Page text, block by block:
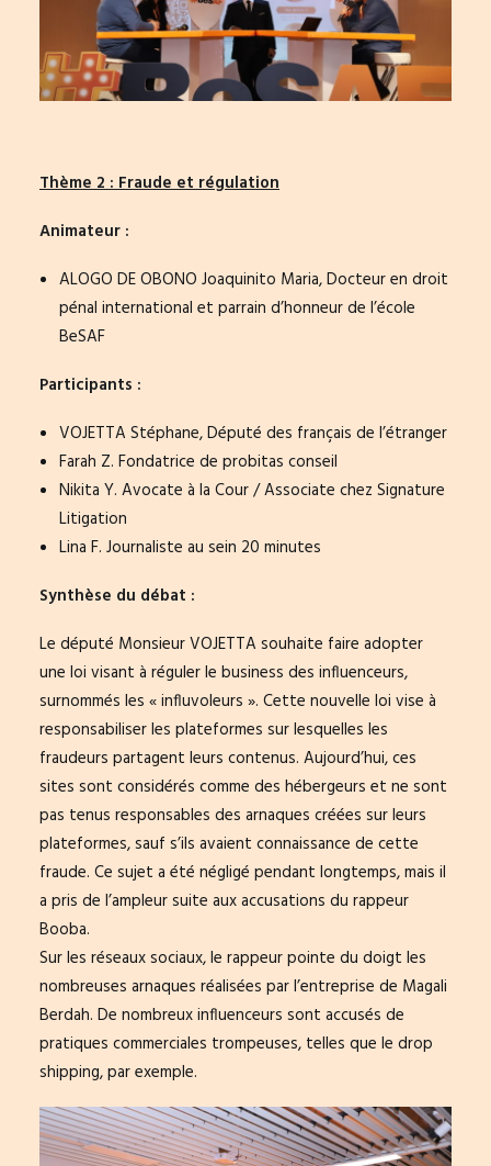
Thème 2 : Fraude et régulation
Animateur :
ALOGO DE OBONO Joaquinito Maria, Docteur en droit
pénal international et parrain d’honneur de l’école
BeSAF
Participants :
VOJETTA Stéphane, Député des français de l’étranger
Farah Z. Fondatrice de probitas conseil
Nikita Y. Avocate à la Cour / Associate chez Signature
Litigation
Lina F. Journaliste au sein 20 minutes
Synthèse du débat :
Le député Monsieur VOJETTA souhaite faire adopter
une loi visant à réguler le business des influenceurs,
surnommés les « influvoleurs ». Cette nouvelle loi vise à
responsabiliser les plateformes sur lesquelles les
fraudeurs partagent leurs contenus. Aujourd’hui, ces
sites sont considérés comme des hébergeurs et ne sont
pas tenus responsables des arnaques créées sur leurs
plateformes, sauf s’ils avaient connaissance de cette
fraude. Ce sujet a été négligé pendant longtemps, mais il
a pris de l’ampleur suite aux accusations du rappeur
Booba.
Sur les réseaux sociaux, le rappeur pointe du doigt les
nombreuses arnaques réalisées par l’entreprise de Magali
Berdah. De nombreux influenceurs sont accusés de
pratiques commerciales trompeuses, telles que le drop
shipping, par exemple.